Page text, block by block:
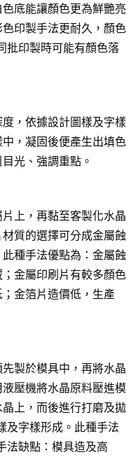
底能讓顏色更為鮮艷亮
印製手法更耐久，顏色
批印製時可能有顏色落
，依據設計圖樣及字樣
，凝固後便產生出填色
光、強調重點。
上，再黏至客製化水晶
質的選擇可分成金屬蝕
種手法優點為：金屬蝕
金屬印刷片有較多顏色
金箔片造價低，生產
製於模具中，再將水晶
壓機將水晶原料壓進模
上，而後進行打磨及拋
及字樣形成。此種手法
法缺點：模具造及高